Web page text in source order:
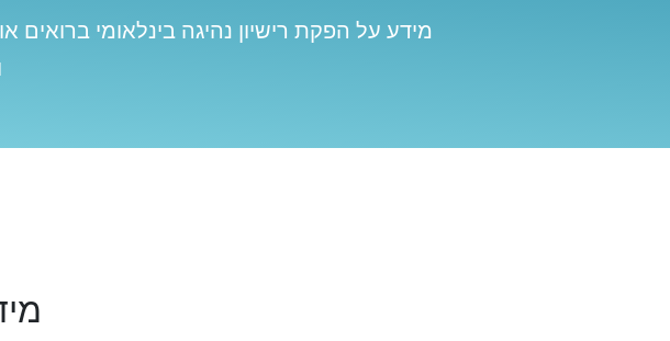
מידע על הפקת רישיון נהיגה בינלאומי